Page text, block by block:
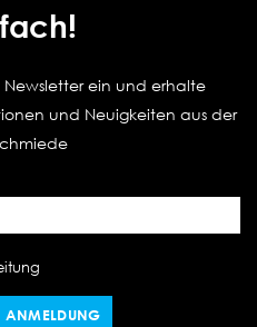
ein und erhalte
und Neuigkeiten aus der
ANMELDUNG